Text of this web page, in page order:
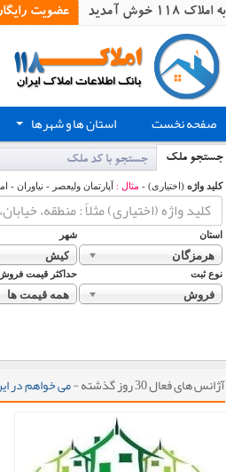
به املاک 118 خوش آمدید عضویت
صفحه نخست + استان ها و شهرها
جستجو ملک جستجو با کد ملک
کلید واژه (اختیاری) - مثال : آپارتمان ولیعصر - نیاوران -
استان شهر
هرمزگان کیش
نوع ثبت حداکثر قیمت
فروش همه قیمت ها
آژانس های فعال 30 روز گذشته - می خواهم در